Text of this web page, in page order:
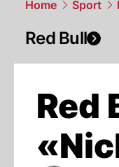
Home Sport
Red Bull
Red